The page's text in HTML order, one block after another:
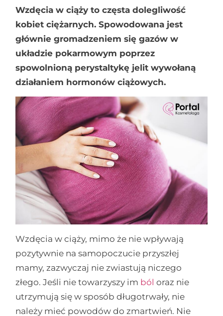
Wzdęcia w ciąży to częsta dolegliwość
kobiet ciężarnych. Spowodowana jest
głównie gromadzeniem się gazów w
układzie pokarmowym poprzez
spowolnioną perystaltykę jelit wywołaną
działaniem hormonów ciążowych.
Wzdęcia w ciąży, mimo że nie wpływają
pozytywnie na samopoczucie przyszłej
mamy, zazwyczaj nie zwiastują niczego
złego. Jeśli nie towarzyszy im ból oraz nie
utrzymują się w sposób długotrwały, nie
należy mieć powodów do zmartwień. Nie